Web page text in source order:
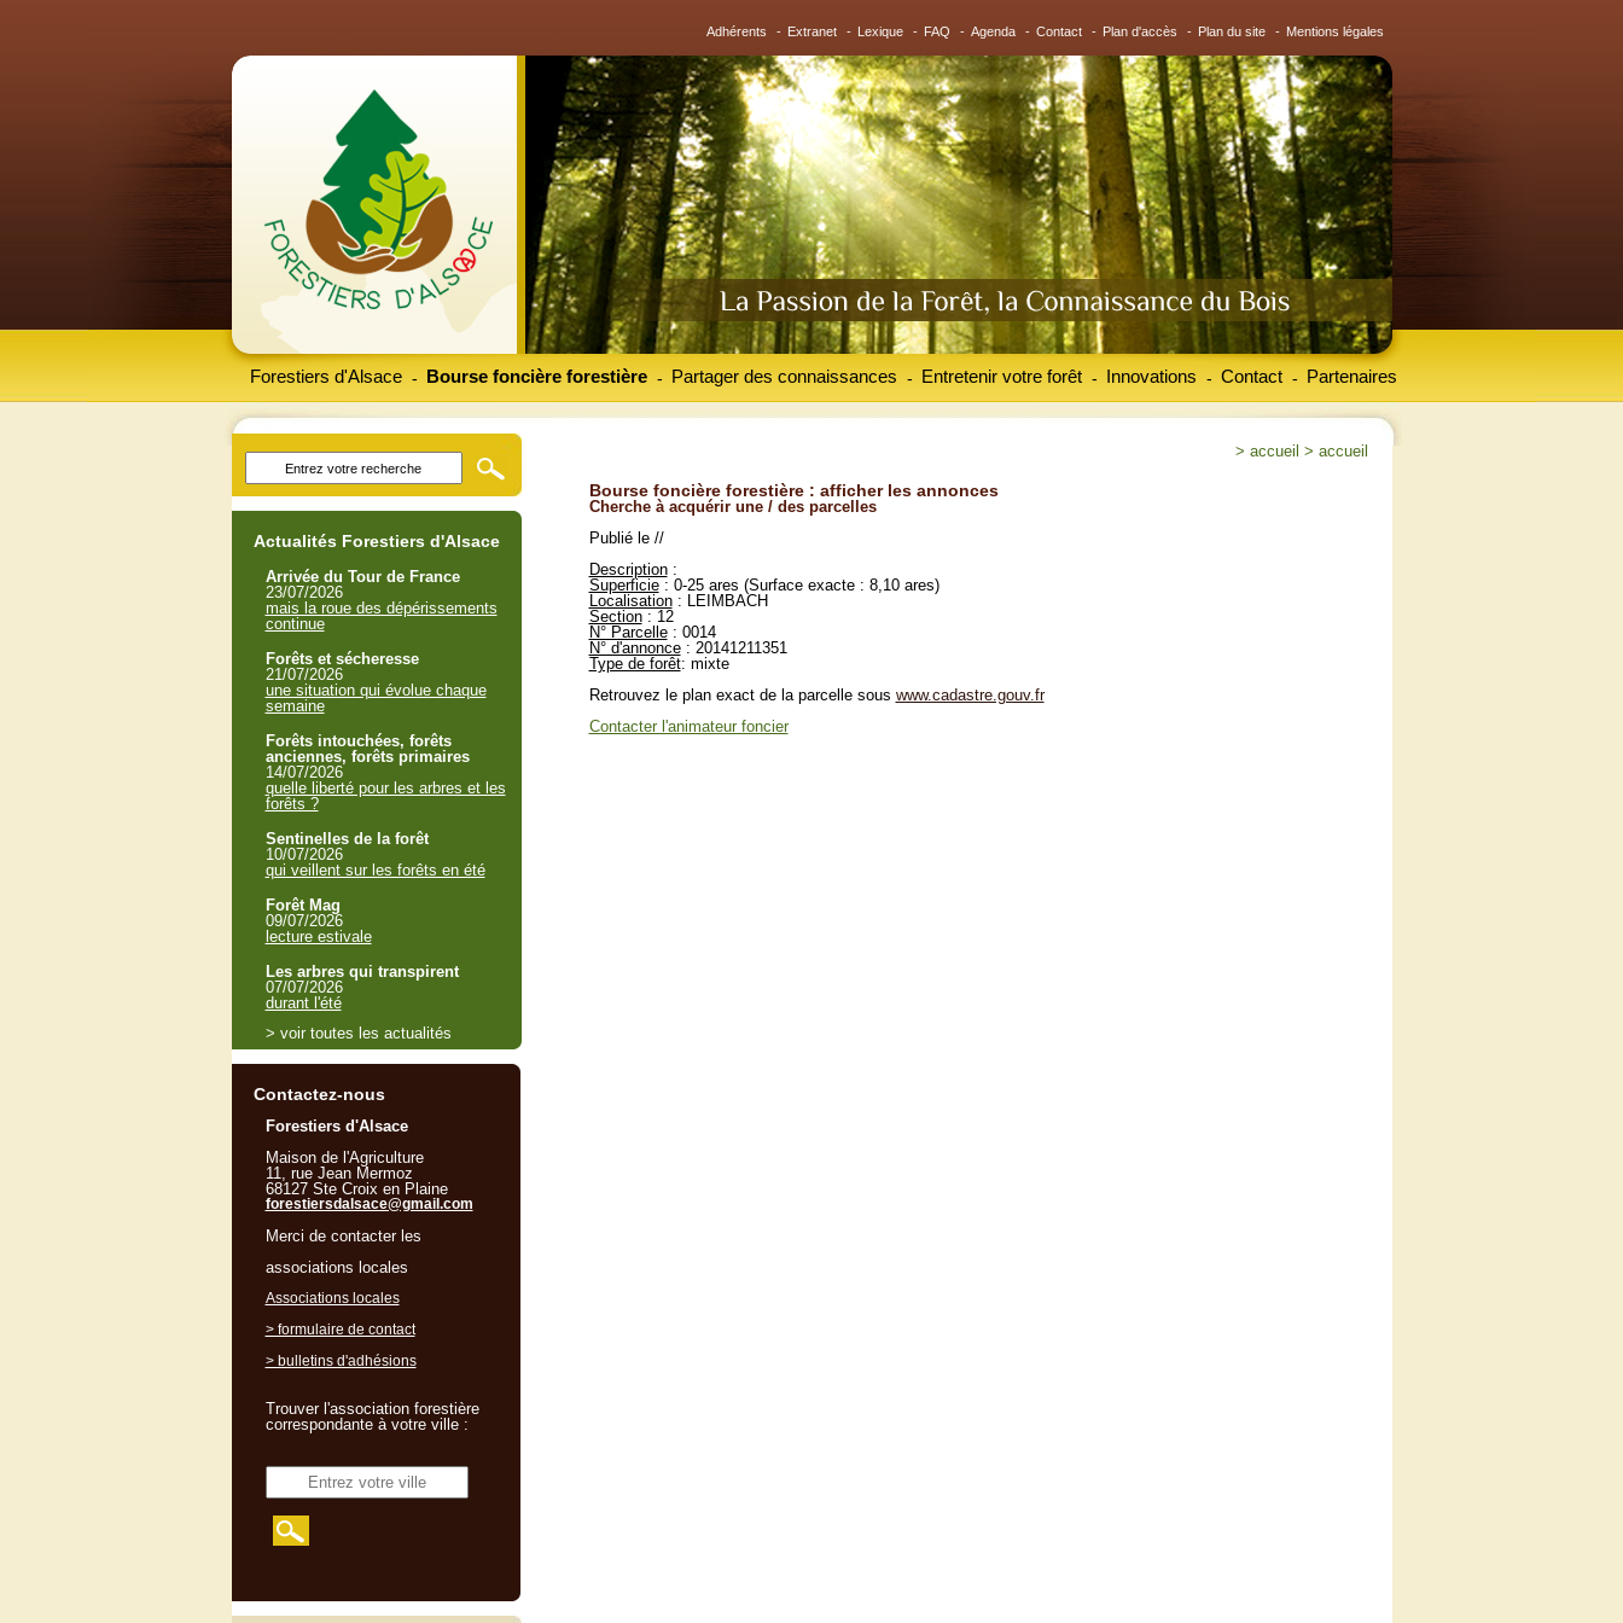
Adhérents - Extranet - Lexique - FAQ - Agenda - Contact - Plan d'accès - Plan du site - Mentions légales
Forestiers d'Alsace Bourse foncière forestière
- Partager des connaissances
- Entretenir votre forêt
- Innovations
- Contact
- Partenaires
-
> accueil > accueil
Bourse foncière forestière : afficher les annonces
Cherche à acquérir une / des parcelles
Publié le //
Description:
Superficie: 0-25 ares (Surface exacte : 8,10 ares)
Localisation: LEIMBACH
Section: 12
N° Parcelle: 0014
N° d'annonce: 20141211351
Type de forêt: mixte
Retrouvez le plan exact de la parcelle sous www.cadastre.gouv.fr
Contacter l'animateur foncier
Actualités Forestiers d'Alsace
Arrivée du Tour de France
23/07/2026
mais la roue des dépérissements
continue
Forêts et sécheresse
21/07/2026
une situation qui évolue chaque
semaine
Forêts intouchées, forêts
anciennes, forêts primaires
14/07/2026
quelle liberté pour les arbres et les
forêts ?
Sentinelles de la forêt
10/07/2026
qui veillent sur les forêts en été
Forêt Mag
09/07/2026
lecture estivale
Les arbres qui transpirent
07/07/2026
durant l'été
> voir toutes les actualités
Contactez-nous
Forestiers d'Alsace
Maison de l'Agriculture
11, rue Jean Mermoz
68127 Ste Croix en Plaine
forestiersdalsace@gmail.com
Merci de contacter les
associations locales
Associations locales
> formulaire de contact
> bulletins d'adhésions
Trouver l'association forestière
correspondante à votre ville :